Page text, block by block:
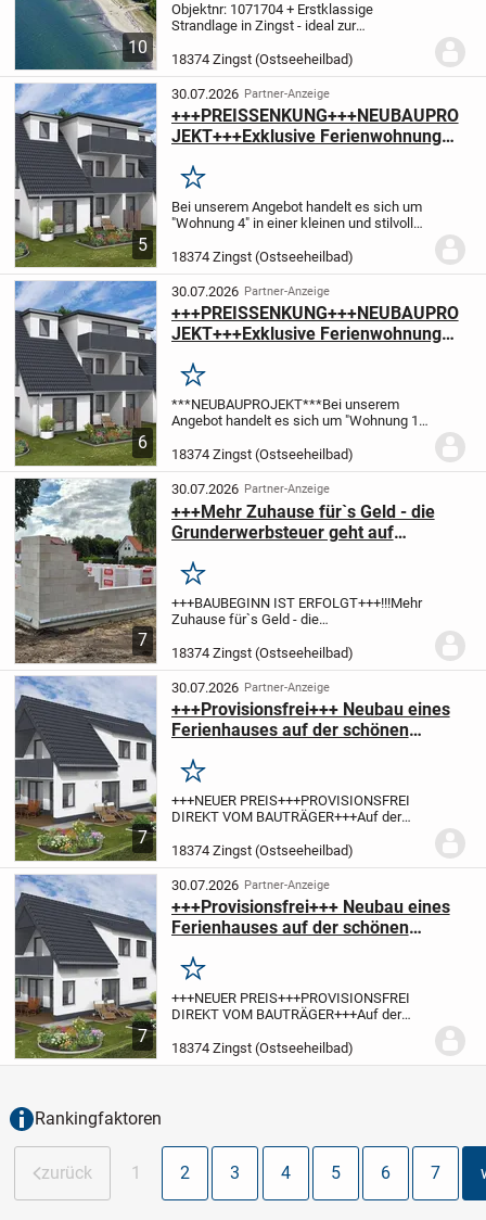
10
Objektnr: 1071704 + Erstklassige
Strandlage in Zingst - ideal zur
per Personenaufzug erreichbar
Besonderes Highlight ist der große
Rundumbalkon mit direktem...
18374 Zingst (Ostseeheilbad)
5
30.07.2026 Partner-Anzeige
+++PREISSENKUNG+++NEUBAUPRO
JEKT+++Exklusive Ferienwohnung
Merken
Bei unserem Angebot handelt es sich um
"Wohnung 4" in einer kleinen und stilvollen
Ferienwohnungen. Die modern und
hochwertig ausgestatteten 2
Raumwohnungen haben eine...
18374 Zingst (Ostseeheilbad)
6
30.07.2026 Partner-Anzeige
+++PREISSENKUNG+++NEUBAUPRO
JEKT+++Exklusive Ferienwohnung
Ostseebad Zingst
Merken
***NEUBAUPROJEKT***Bei unserem
Angebot handelt es sich um "Wohnung 1"
mit jeweils 5 Ferienwohnungen. Die
modern und hochwertig ausgestatteten 2
Raumwohnung...
18374 Zingst (Ostseeheilbad)
7
30.07.2026 Partner-Anzeige
+++Mehr Zuhause für`s Geld - die
Grunderwerbsteuer geht auf
mit Terrasse im Ostseebad Zingst zu
verkaufen
Merken
+++BAUBEGINN IST ERFOLGT+++!!!Mehr
Zuhause für`s Geld - die
unserem Angebot handelt es sich um
"Wohnung 2" in einer kleinen und stilvollen
Wohnanlage mit...
18374 Zingst (Ostseeheilbad)
7
30.07.2026 Partner-Anzeige
+++Provisionsfrei+++ Neubau eines
Ferienhauses auf der schönen
Zingst
Merken
+++NEUER PREIS+++PROVISIONSFREI
DIREKT VOM BAUTRÄGER+++Auf der
wunderschönen Seebad Zingst könnte Ihr
neues Ferienhaus entstehen.Projektiert
ist unweit des...
18374 Zingst (Ostseeheilbad)
7
30.07.2026 Partner-Anzeige
+++Provisionsfrei+++ Neubau eines
Ferienhauses auf der schönen
Zingst
Merken
+++NEUER PREIS+++PROVISIONSFREI
DIREKT VOM BAUTRÄGER+++Auf der
wunderschönen Seebad Zingst könnte Ihr
neues Ferienhaus entstehen.Projektiert
18374 Zingst (Ostseeheilbad)
Rankingfaktoren
zurück 1 2 3 4 5 6 7